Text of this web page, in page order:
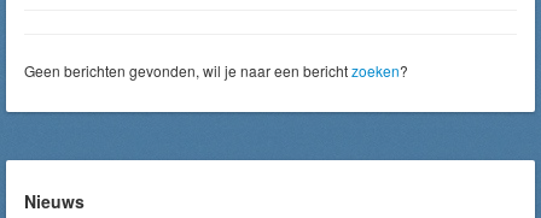
Geen berichten gevonden, wil je naar een berichtzoeken?
Nieuws